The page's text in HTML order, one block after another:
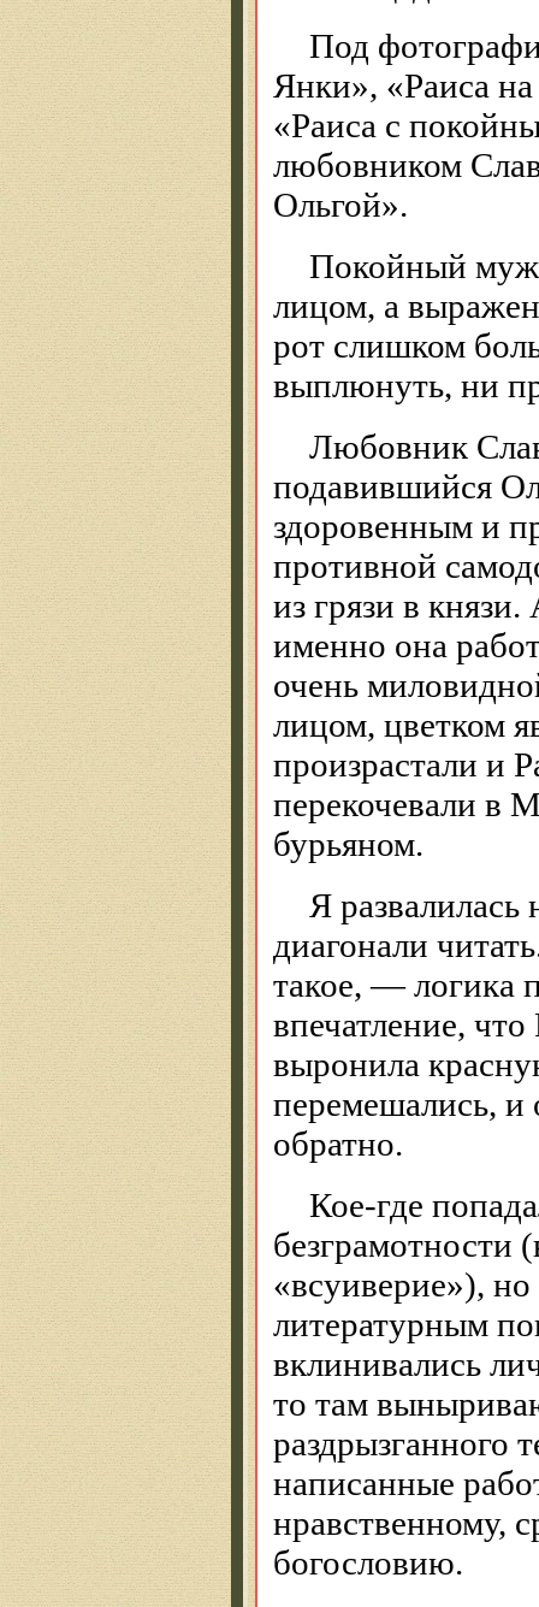
Под
Янки», «Раиса
«Раиса с
любовником
Ольгой».
Покойный муж
лицом, а
рот слишком
выплюнуть, ни
Любовник
подавившийся
здоровенным и
противной
из грязи в
именно она
очень
лицом, цветком
произрастали и
перекочевали в
бурьяном.
Я
диагонали
такое, — логика
впечатление,
выронила
перемешались, и
обратно.
Кое-где
безграмотности
«всуиверие»),
литературным
вклинивались
то там
раздрызганного
написанные
нравственному,
богословию.